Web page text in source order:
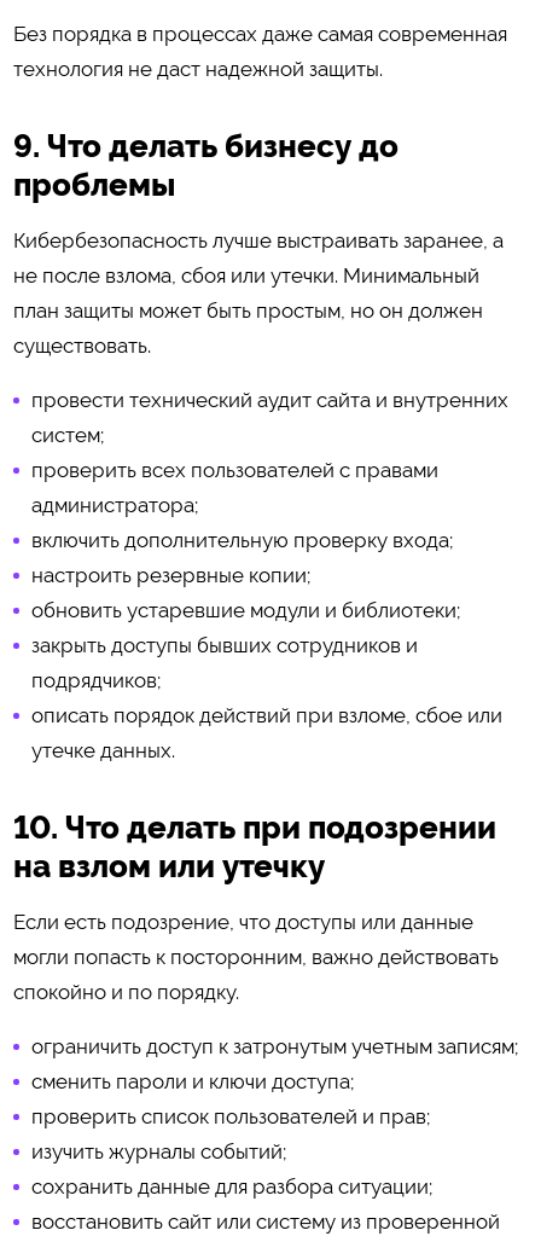
Без порядка в процессах даже самая современная
технология не даст надежной защиты.
9. Что делать бизнесу до
проблемы
Кибербезопасность лучше выстраивать заранее, а
не после взлома, сбоя или утечки. Минимальный
план защиты может быть простым, но он должен
существовать.
провести технический аудит сайта и внутренних
систем;
проверить всех пользователей с правами
администратора;
включить дополнительную проверку входа;
настроить резервные копии;
обновить устаревшие модули и библиотеки;
закрыть доступы бывших сотрудников и
подрядчиков;
описать порядок действий при взломе, сбое или
утечке данных.
10. Что делать при подозрении
на взлом или утечку
Если есть подозрение, что доступы или данные
могли попасть к посторонним, важно действовать
спокойно и по порядку.
ограничить доступ к затронутым учетным записям;
сменить пароли и ключи доступа;
проверить список пользователей и прав;
изучить журналы событий;
сохранить данные для разбора ситуации;
восстановить сайт или систему из проверенной